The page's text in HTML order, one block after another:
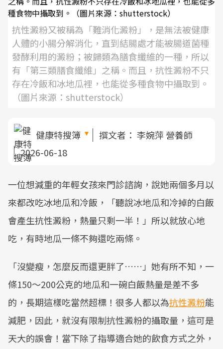
抗性澱粉又被稱為「難消化澱粉」，是無法被健康
人體的小腸分解消化，直到結腸處才能被腸道菌種
發酵利用的澱粉；被歸類為膳食纖維的一種，所以
有「第三類膳食纖維」之稱。而且，抗性澱粉不只
存在冷飯和冰地瓜裡，也能從多種食物中攝取到。
（圖片來源：shutterstock）
健康特搜簿 撰文者： 李婉萍 營養師
2026-06-18
一位想減重的年輕女孩來門診諮詢，說她兩個多月以
來都改吃冰地瓜和冷飯，「聽說冰地瓜和冷掉的白飯
會產生抗性澱粉，熱量只剩一半！」所以就放心地
吃，有時地瓜一條不夠還吃兩條。
「沒變瘦，怎麼反而還更胖了……」她有所不知，一
條150～200公克的地瓜和一碗白飯熱量是差不多
的，長期這樣吃當然超標！很多人都以為抗性澱粉能
減肥，因此，就沒有限制抗性澱粉的攝取量，這可是
天大的誤會！當下除了指導適合她的飲食方式之外，